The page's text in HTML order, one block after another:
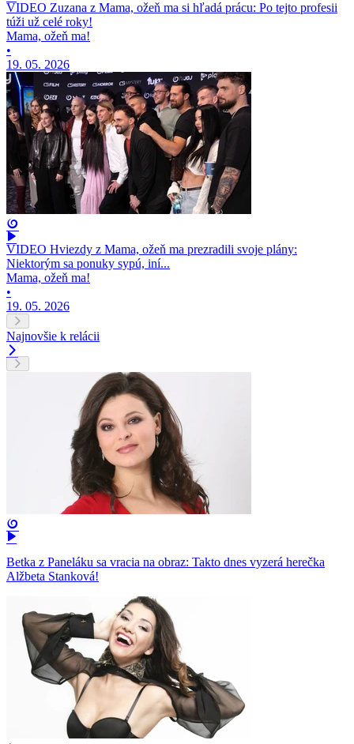
VIDEO Zuzana z Mama, ožeň ma si hľadá prácu: Po tejto profesii
túži už celé roky!
Mama, ožeň ma!
•
19. 05. 2026
VIDEO Hviezdy z Mama, ožeň ma prezradili svoje plány:
Niektorým sa ponuky sypú, iní...
Mama, ožeň ma!
•
19. 05. 2026
Najnovšie k relácii
Betka z Paneláku sa vracia na obraz: Takto dnes vyzerá herečka
Alžbeta Stanková!